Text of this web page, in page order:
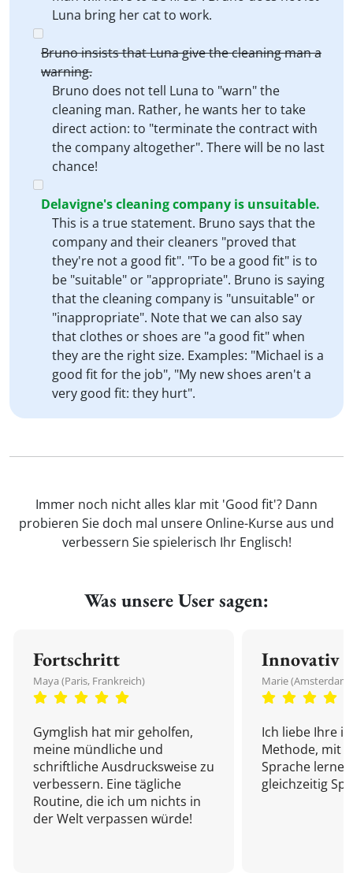
Luna bring her cat to work.
Bruno insists that Luna give the cleaning man a
warning.
Bruno does not tell Luna to "warn" the
cleaning man. Rather, he wants her to take
direct action: to "terminate the contract with
the company altogether". There will be no last
chance!
Delavigne's cleaning company is unsuitable.
This is a true statement. Bruno says that the
company and their cleaners "proved that
they're not a good fit". "To be a good fit" is to
be "suitable" or "appropriate". Bruno is saying
that the cleaning company is "unsuitable" or
"inappropriate". Note that we can also say
that clothes or shoes are "a good fit" when
they are the right size. Examples: "Michael is a
good fit for the job", "My new shoes aren't a
very good fit: they hurt".
Immer noch nicht alles klar mit 'Good fit'? Dann
probieren Sie doch mal unsere Online-Kurse aus und
verbessern Sie spielerisch Ihr Englisch!
Was unsere User sagen:
Fortschritt
Maya (Paris, Frankreich)
Gymglish hat mir geholfen,
meine mündliche und
schriftliche Ausdrucksweise zu
verbessern. Eine tägliche
Routine, die ich um nichts in
der Welt verpassen würde!
Innovativ
Marie
Ich liebe Ihre
Methode, mit
Sprache
gleichzeitig